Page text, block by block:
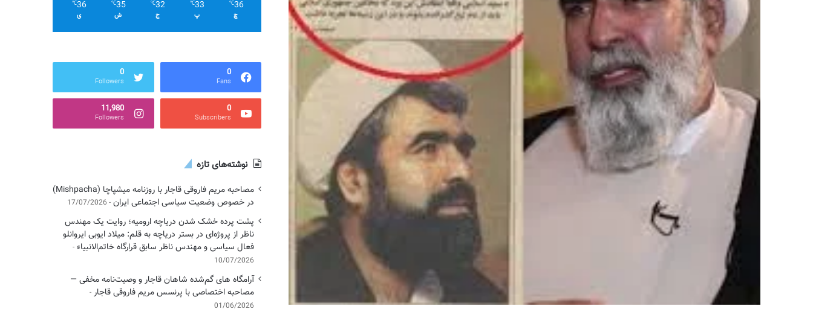
36
℃
چ
33
℃
پ
32
℃
ج
35
℃
ش
36
℃
ی
0
Fans
0
Followers
0
Subscribers
11,980
Followers
نوشته‌های تازه
مصاحبه مریم فاروقی قاجار با روزنامه میشپاچا (Mishpacha)
در خصوص وضعیت سیاسی اجتماعی ایران 17/07/2026
پشت پرده خشک شدن دریاچه ارومیه؛ روایت یک مهندس
ناظر از پروژه‌ای در بستر دریاچه به قلم: میلاد ایوبی ایروانلو
فعال سیاسی و مهندس ناظر سابق قرارگاه خاتم‌الانبیاء
10/07/2026
آرامگاه های گم‌شده شاهان قاجار و وصیت‌نامه مخفی —
مصاحبه اختصاصی با پرنسس مریم فاروقی قاجار
01/06/2026